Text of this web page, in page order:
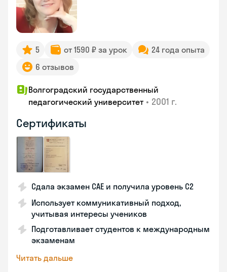
5 от 1590 ₽ за урок
24 года опыта
6 отзывов
Волгоградский государственный
педагогический университет • 2001 г.
Сертификаты
Сдала экзамен CAE и получила уровень С2
Использует коммуникативный подход,
учитывая интересы учеников
Подготавливает студентов к международным
экзаменам
Читать дальше